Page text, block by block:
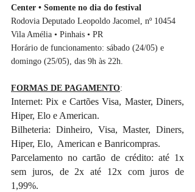
Center • Somente no dia do festival
Rodovia Deputado Leopoldo Jacomel, nº 10454
Vila Amélia • Pinhais • PR
Horário de funcionamento: sábado (24/05) e
domingo (25/05), das 9h às 22h.
FORMAS DE PAGAMENTO:
Internet: Pix e Cartões Visa, Master, Diners,
Hiper, Elo e American.
Bilheteria: Dinheiro, Visa, Master, Diners,
Hiper, Elo,  American e Banricompras.
Parcelamento no cartão de crédito: até 1x
sem juros, de 2x até 12x com juros de
1,99%.